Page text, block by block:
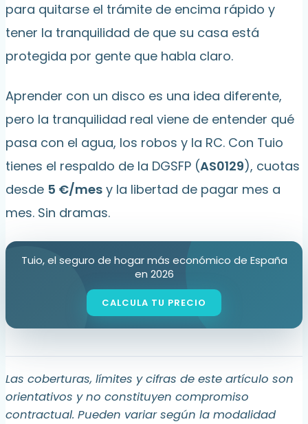
para quitarse el trámite de encima rápido y
tener la tranquilidad de que su casa está
protegida por gente que habla claro.
Aprender con un disco es una idea diferente,
pero la tranquilidad real viene de entender qué
pasa con el agua, los robos y la RC. Con Tuio
tienes el respaldo de la DGSFP (AS0129), cuotas
desde 5 €/mes y la libertad de pagar mes a
mes. Sin dramas.
Tuio, el seguro de hogar más económico de España
en 2026
Las coberturas, límites y cifras de este artículo son
orientativos y no constituyen compromiso
contractual. Pueden variar según la modalidad